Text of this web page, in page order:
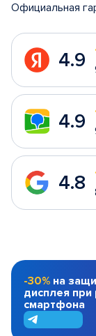
Официальная
4.9
4.9
4.8
-30% на
дисплея при
смартфона